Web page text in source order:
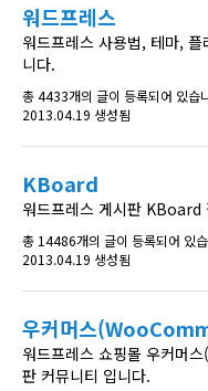
워드프레스
워드프레스 사용법, 테마,
니다.
총 4433개의 글이 등록되어 있습
2013.04.19 생성됨
KBoard
워드프레스 게시판 KBoard
총 14486개의 글이 등록되어 있
2013.04.19 생성됨
우커머스
워드프레스 쇼핑몰 우커머
판 커뮤니티 입니다.